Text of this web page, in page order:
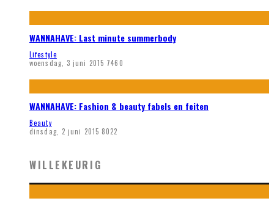
WANNAHAVE: Last minute summerbody
Lifestyle
woensdag, 3 juni 2015 7460
WANNAHAVE: Fashion & beauty fabels en feiten
Beauty
dinsdag, 2 juni 2015 8022
WILLEKEURIG